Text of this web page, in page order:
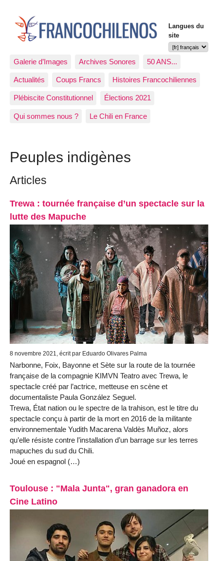
Langues du
site
Galerie d’Images Archives Sonores 50 ANS...
Actualités Coups Francs Histoires Francochiliennes
Plébiscite Constitutionnel Élections 2021
Qui sommes nous ? Le Chili en France
Peuples indigènes
Articles
Trewa : tournée française d’un spectacle sur la
lutte des Mapuche
8 novembre 2021, écrit par Eduardo Olivares Palma
Narbonne, Foix, Bayonne et Sète sur la route de la tournée
française de la compagnie KIMVN Teatro avec Trewa, le
spectacle créé par l’actrice, metteuse en scène et
documentaliste Paula González Seguel.
Trewa, État nation ou le spectre de la trahison, est le titre du
spectacle conçu à partir de la mort en 2016 de la militante
environnementale Yudith Macarena Valdès Muñoz, alors
qu’elle résiste contre l’installation d’un barrage sur les terres
mapuches du sud du Chili.
Joué en espagnol (…)
Toulouse : "Mala Junta", gran ganadora en
Cine Latino